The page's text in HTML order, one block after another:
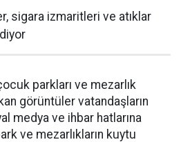
sigara izmaritleri ve atıklar
parkları ve mezarlık
görüntüler vatandaşların
medya ve ihbar hatlarına
ve mezarlıkların kuytu